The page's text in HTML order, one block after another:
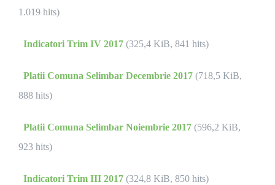
1.019 hits)
Indicatori Trim IV 2017 (325,4 KiB, 841 hits)
Platii Comuna Selimbar Decembrie 2017 (718,5 KiB,
888 hits)
Platii Comuna Selimbar Noiembrie 2017 (596,2 KiB,
923 hits)
Indicatori Trim III 2017 (324,8 KiB, 850 hits)